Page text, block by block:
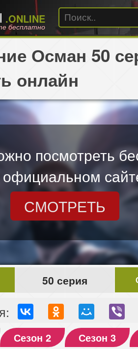
.ONLINE
бесплатно
Осман 50
онлайн
посмотреть
официальном
СМОТРЕТЬ
50 серия
Сезон 2 Сезон 3